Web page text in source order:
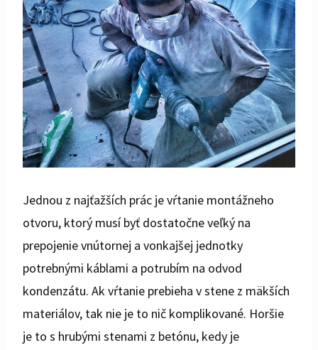
Jednou z najťažších prác je vŕtanie montážneho
otvoru, ktorý musí byť dostatočne veľký na
prepojenie vnútornej a vonkajšej jednotky
potrebnými káblami a potrubím na odvod
kondenzátu. Ak vŕtanie prebieha v stene z mäkších
materiálov, tak nie je to nič komplikované. Horšie
je to s hrubými stenami z betónu, kedy je